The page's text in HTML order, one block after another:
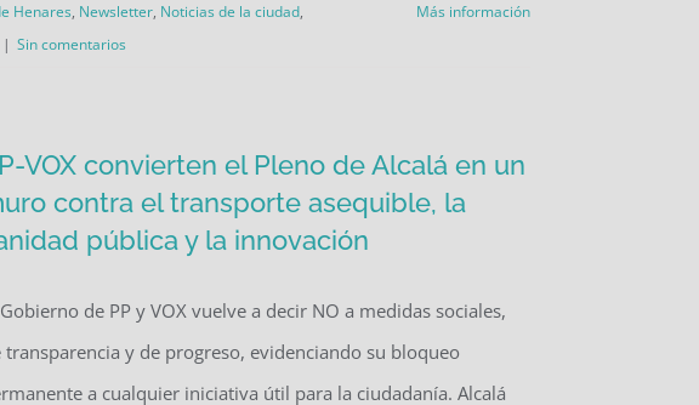
Henares, Newsletter, Noticias de la ciudad,
| Sin comentarios
Más información
VOX convierten el Pleno de Alcalá en un
contra el transporte asequible, la
pública y la innovación
de PP y VOX vuelve a decir NO a medidas sociales,
transparencia y de progreso, evidenciando su bloqueo
a cualquier iniciativa útil para la ciudadanía. Alcalá